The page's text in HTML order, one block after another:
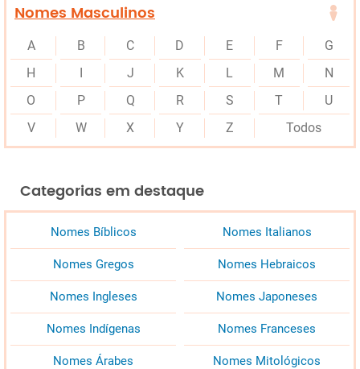
Nomes Masculinos
A B C D E F
G
H
I J K L M
N
O
P Q R S T
U
V
W X Y Z Todos
Categorias em destaque
Nomes Bíblicos Nomes Italianos
Nomes Gregos Nomes Hebraicos
Nomes Ingleses Nomes Japoneses
Nomes Indígenas Nomes Franceses
Nomes Árabes Nomes Mitológicos